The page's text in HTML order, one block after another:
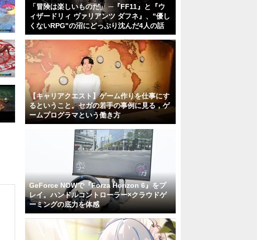
「冒険は楽しいものだ」 ─『FF11』と『ウ
ィザードリィ ヴァリアンツ ダフネ』、"優し
くないRPG"の沼にどっぷり沈んだ4人の話
【キャリアクエスト】ゲーム作りを仕事にす
るということ。セガの若手の事例に見る，ゲ
ームプログラマという働き方
GeForce NOWで『Forza Horizon 6』をプ
レイ。ハンドルコントローラー×クラウドゲ
ーミングの底力を体感